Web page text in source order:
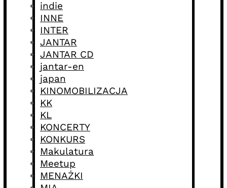
indie
INNE
INTER
JANTAR
JANTAR CD
jantar-en
japan
KINOMOBILIZACJA
KK
KL
KONCERTY
KONKURS
Makulatura
Meetup
MENAŻKI